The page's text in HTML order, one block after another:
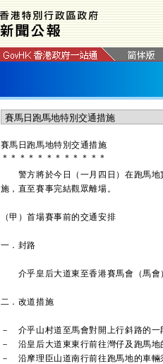
賽馬日跑馬地特別交通措施
＊ ＊ ＊ ＊ ＊ ＊ ＊ ＊ ＊ ＊ ＊ ＊
警方將於今日（一月四日）在跑馬地
施，直至賽事完結觀眾離場。
（甲）首場賽事前的交通安排
一．封路
介乎皇后大道東至香港賽馬會（馬會
二．改道措施
－ 介乎山村道至馬會對開上行斜路的一
－ 沿皇后大道東東行前往灣仔及跑馬地
－ 沿摩理臣山道南行前往跑馬地的車輛